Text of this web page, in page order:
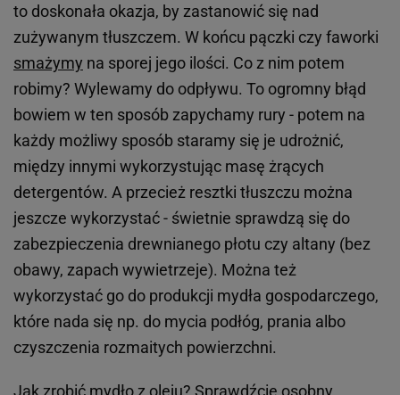
to doskonała okazja, by zastanowić się nad
zużywanym tłuszczem. W końcu pączki czy faworki
smażymy na sporej jego ilości. Co z nim potem
robimy? Wylewamy do odpływu. To ogromny błąd
bowiem w ten sposób zapychamy rury - potem na
każdy możliwy sposób staramy się je udrożnić,
między innymi wykorzystując masę żrących
detergentów. A przecież resztki tłuszczu można
jeszcze wykorzystać - świetnie sprawdzą się do
zabezpieczenia drewnianego płotu czy altany (bez
obawy, zapach wywietrzeje). Można też
wykorzystać go do produkcji mydła gospodarczego,
które nada się np. do mycia podłóg, prania albo
czyszczenia rozmaitych powierzchni.
Jak zrobić mydło z oleju? Sprawdźcie osobny